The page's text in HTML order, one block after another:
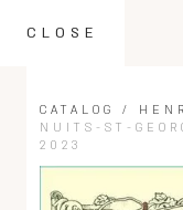
CLOSE
CATALOG /
NUITS-ST-
2023